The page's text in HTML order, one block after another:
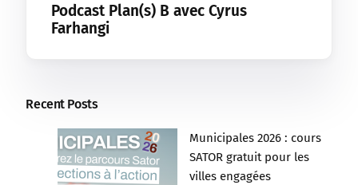
Podcast Plan(s) B avec Cyrus
Farhangi
Recent Posts
Municipales 2026 : cours
SATOR gratuit pour les
villes engagées